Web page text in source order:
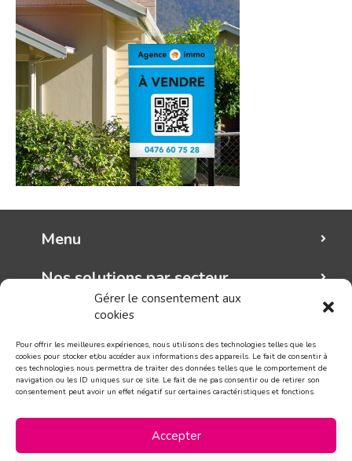
Gérer le consentement aux
cookies
Pour offrir les meilleures expériences, nous utilisons des technologies telles que les
cookies pour stocker et/ou accéder aux informations des appareils. Le fait de consentir à
ces technologies nous permettra de traiter des données telles que le comportement de
navigation ou les ID uniques sur ce site. Le fait de ne pas consentir ou de retirer son
consentement peut avoir un effet négatif sur certaines caractéristiques et fonctions.
Accepter
Menu
Nos solutions par secteur
Mungo graphic
Suivez-nous!
CONTACT